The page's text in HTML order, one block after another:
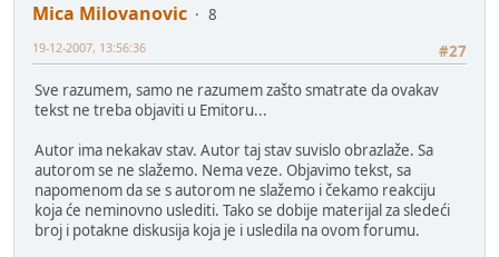
Mica Milovanovic
8
#27
19-12-2007, 13:56:36
Sve razumem, samo ne razumem zašto smatrate da ovakav
tekst ne treba objaviti u Emitoru...
Autor ima nekakav stav. Autor taj stav suvislo obrazlaže. Sa
autorom se ne slažemo. Nema veze. Objavimo tekst, sa
napomenom da se s autorom ne slažemo i čekamo reakciju
koja će neminovno uslediti. Tako se dobije materijal za sledeći
broj i potakne diskusija koja je i usledila na ovom forumu.